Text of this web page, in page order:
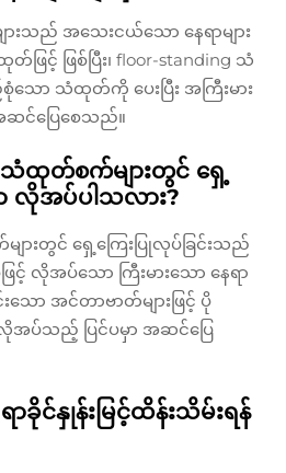
းသည် အသေးငယ်သော နေရာများ
ြင့် ဖြစ်ပြီး၊ floor-standing သံ
ော သံထုတ်ကို ပေးပြီး အကြီးမား
ဆင်ပြေစေသည်။
ထုတ်စက်များတွင် ရှေ့
ာ လိုအပ်ပါသလား?
ားတွင် ရှေ့ကြေးပြုလုပ်ခြင်းသည်
အပ်သော ကြီးမားသော နေရာ
ော အင်တာဗာတ်များဖြင့် ပို
ပ်သည့် ပြင်ပမှာ အဆင်ပြေ
ခိုင်နှုန်းမြင့်ထိန်းသိမ်းရန်